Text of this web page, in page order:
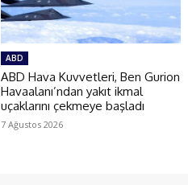
ABD
ABD Hava Kuvvetleri, Ben Gurion
Havaalanı’ndan yakıt ikmal
uçaklarını çekmeye başladı
7 Ağustos 2026